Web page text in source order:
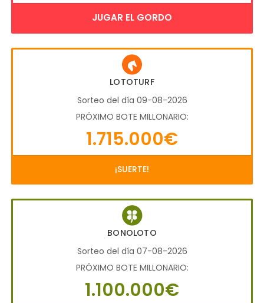
JUGAR EL GORDO
LOTOTURF
Sorteo del día 09-08-2026
PRÓXIMO BOTE MILLONARIO:
1.715.000€
¡SUERTE!
BONOLOTO
Sorteo del día 07-08-2026
PRÓXIMO BOTE MILLONARIO:
1.100.000€